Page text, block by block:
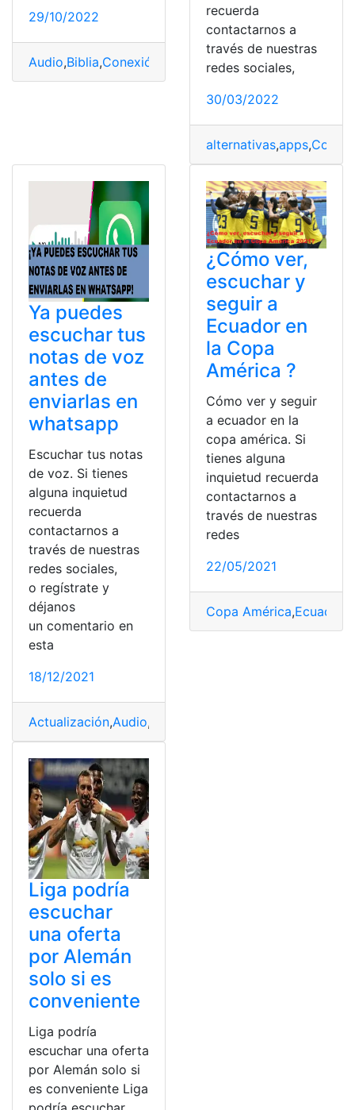
29/10/2022
Audio,Biblia,Conexión escuchar Línea
recuerda
contactarnos a
través de nuestras
redes sociales,
30/03/2022
alternativas,apps,
Ya puedes
escuchar tus
notas de voz
antes de
enviarlas en
whatsapp
Escuchar tus notas
de voz. Si tienes
alguna inquietud
recuerda
contactarnos a
través de nuestras
redes sociales,
o regístrate y
déjanos
un comentario en
esta
18/12/2021
Actualización,Audio,
¿Cómo ver,
escuchar y
seguir a
Ecuador en
la Copa
América ?
Cómo ver y seguir
a ecuador en la
copa américa. Si
tienes alguna
inquietud recuerda
contactarnos a
través de nuestras
redes
22/05/2021
Copa América,Ecuador
Liga podría
escuchar
una oferta
por Alemán
solo si es
conveniente
Liga podría
escuchar una oferta
por Alemán solo si
es conveniente Liga